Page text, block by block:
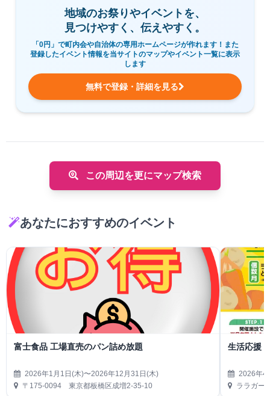
地域のお祭りやイベントを、
見つけやすく、伝えやすく。
「0円」で町内会や自治体の専用ホームページが作れます！また
登録したイベント情報を当サイトのマップやイベント一覧に表示
します
無料で登録・詳細を見る
この周辺を更にマップ検索
あなたにおすすめのイベント
富士食品 工場直売のパン詰め放題
2026年1月1日(木)〜2026年12月31日(木)
〒175-0094 東京都板橋区成増2-35-10
生活応援
2026年4
ララガー